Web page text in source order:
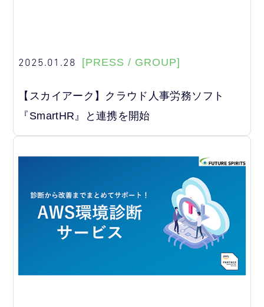
2025.01.28 [PRESS / GROUP]
【スカイアーク】クラウド人事労務ソフト
『SmartHR』と連携を開始